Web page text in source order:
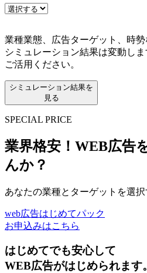
業種業態、広告ターゲット、時勢
シミュレーション結果は変動し
ご活用ください。
シミュレーション結果を
見る
SPECIAL PRICE
業界格安！ WEB広告
んか？
あなたの業種と ターゲット を選
web広告はじめてパック
お申込みはこちら
はじめてでも安心して
WEB広告がはじめられます。